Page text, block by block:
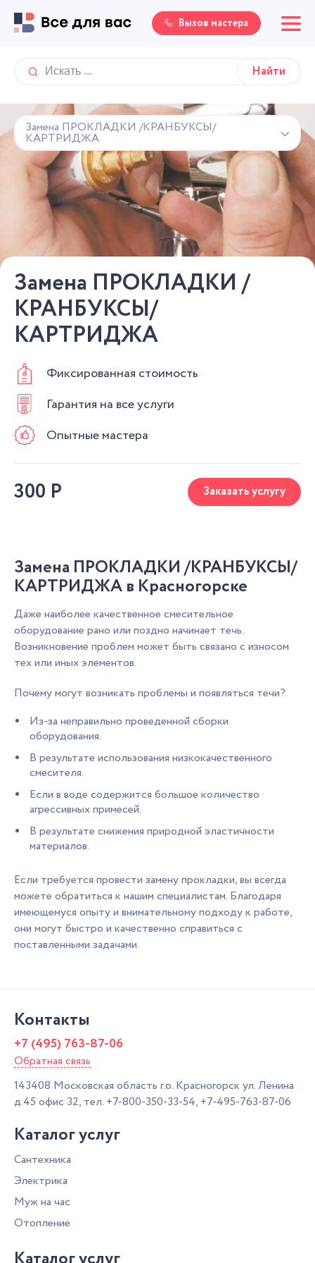
Вызов мастера
Замена ПРОКЛАДКИ /КРАНБУКСЫ/
КАРТРИДЖА
Замена ПРОКЛАДКИ /
КРАНБУКСЫ/
КАРТРИДЖА
Фиксированная стоимость
Гарантия на все услуги
Опытные мастера
300 Р Заказать услугу
Замена ПРОКЛАДКИ /КРАНБУКСЫ/
КАРТРИДЖА в Красногорске
Даже наиболее качественное смесительное
оборудование рано или поздно начинает течь.
Возникновение проблем может быть связано с износом
тех или иных элементов.
Почему могут возникать проблемы и появляться течи?
Из-за неправильно проведенной сборки
оборудования.
В результате использования низкокачественного
смесителя.
Если в воде содержится большое количество
агрессивных примесей.
В результате снижения природной эластичности
материалов.
Если требуется провести замену прокладки, вы всегда
можете обратиться к нашим специалистам. Благодаря
имеющемуся опыту и внимательному подходу к работе,
они могут быстро и качественно справиться с
поставленными задачами.
Контакты
+7 (495) 763-87-06
Обратная связь
143408 Московская область г.о. Красногорск ул. Ленина
д.45 офис 32, тел. +7-800-350-33-54, +7-495-763-87-06
Каталог услуг
Сантехника
Электрика
Муж на час
Отопление